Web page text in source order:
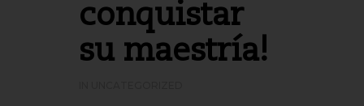
conquistar
su maestría!